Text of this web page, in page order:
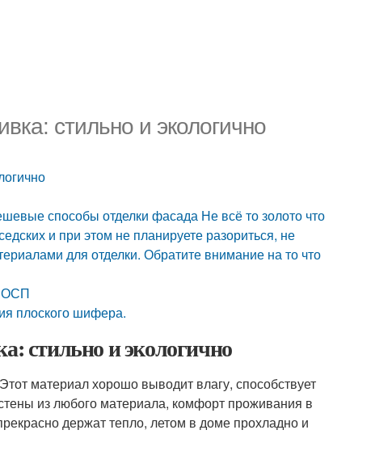
стильно и экологично
способы отделки фасада Не всё то золото что
и при этом не планируете разориться, не
для отделки. Обратите внимание на то что
ОСП
плоского шифера.
стильно и экологично
материал хорошо выводит влагу, способствует
из любого материала, комфорт проживания в
держат тепло, летом в доме прохладно и